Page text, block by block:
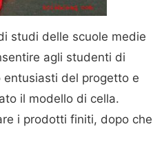
studi delle scuole medie
agli studenti di
del progetto e
il modello di cella.
i prodotti finiti, dopo che